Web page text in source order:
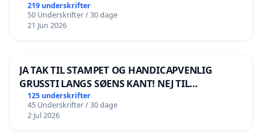
219 underskrifter
50 Underskrifter / 30 dage
21 Jun 2026
JA TAK TIL STAMPET OG HANDICAPVENLIG
GRUSSTI LANGS SØENS KANT! NEJ TIL
BOARDWALK VÆK FRA SØEN
125 underskrifter
45 Underskrifter / 30 dage
2 Jul 2026